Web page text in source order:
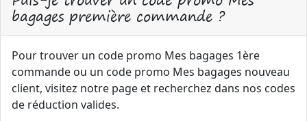
bagages première commande ?
Pour trouver un code promo Mes bagages 1ère
commande ou un code promo Mes bagages nouveau
client, visitez notre page et recherchez dans nos codes
de réduction valides.